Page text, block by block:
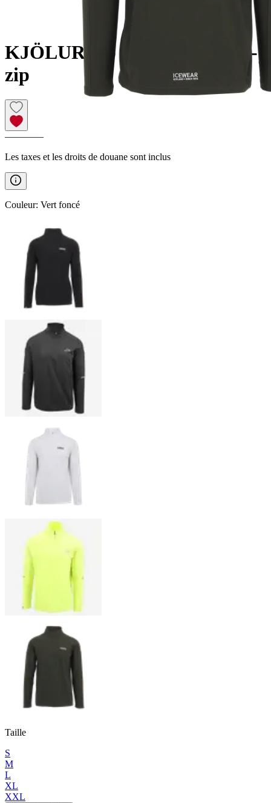
KJÖLUR Top Actif avec Demi-
zip
————
Les taxes et les droits de douane sont inclus
Couleur: Vert foncé
Taille
S
M
L
XL
XXL